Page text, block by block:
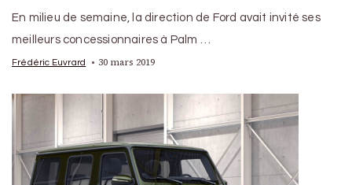
En milieu de semaine, la direction de Ford avait invité ses
meilleurs concessionnaires à Palm …
Frédéric Euvrard 30 mars 2019